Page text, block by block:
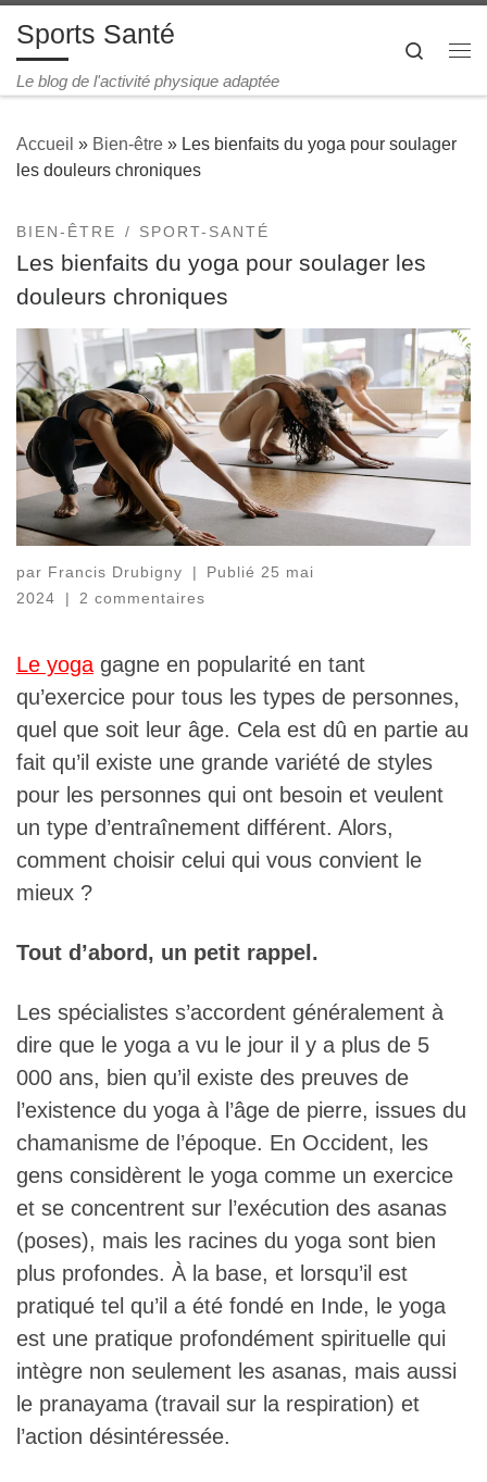
Passer au contenu
Sports Santé
Le blog de l'activité physique adaptée
Search
Accueil » Bien-être » Les bienfaits du yoga pour soulager
les douleurs chroniques
BIEN-ÊTRE SPORT-SANTÉ
Les bienfaits du yoga pour soulager les
douleurs chroniques
par Francis Drubigny Publié25 mai
2024
2 commentaires
Le yoga gagne en popularité en tant
qu’exercice pour tous les types de personnes,
quel que soit leur âge. Cela est dû en partie au
fait qu’il existe une grande variété de styles
pour les personnes qui ont besoin et veulent
un type d’entraînement différent. Alors,
comment choisir celui qui vous convient le
mieux ?
Tout d’abord, un petit rappel.
Les spécialistes s’accordent généralement à
dire que le yoga a vu le jour il y a plus de 5
000 ans, bien qu’il existe des preuves de
l’existence du yoga à l’âge de pierre, issues du
chamanisme de l’époque. En Occident, les
gens considèrent le yoga comme un exercice
et se concentrent sur l’exécution des asanas
(poses), mais les racines du yoga sont bien
plus profondes. À la base, et lorsqu’il est
pratiqué tel qu’il a été fondé en Inde, le yoga
est une pratique profondément spirituelle qui
intègre non seulement les asanas, mais aussi
le pranayama (travail sur la respiration) et
l’action désintéressée.